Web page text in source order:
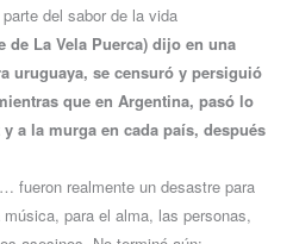
del sabor de la vida
de La Vela Puerca) dijo en una
uruguaya, se censuró y persiguió
que en Argentina, pasó lo
a la murga en cada país, después
fueron realmente un desastre para
para el alma, las personas,